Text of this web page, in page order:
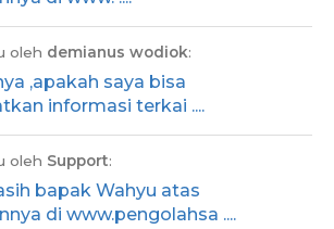
oleh demianus wodiok:
,apakah saya bisa
informasi terkai ....
oleh Support:
bapak Wahyu atas
di www.pengolahsa ....